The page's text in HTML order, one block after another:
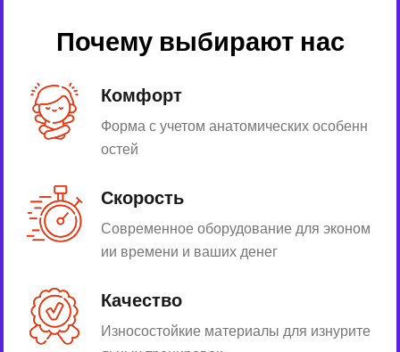
Почему выбирают нас
Комфорт
Форма с учетом анатомических особенн
остей
Скорость
Современное оборудование для эконом
ии времени и ваших денег
Качество
Износостойкие материалы для изнурите